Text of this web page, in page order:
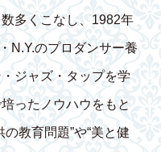
多くこなし、1982年
N.Y.のプロダンサー養
ジャズ・タップを学
ったノウハウをもと
教育問題”や“美と健